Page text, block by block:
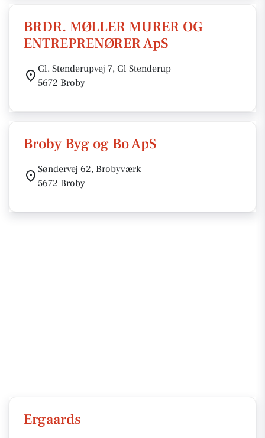
BRDR. MØLLER MURER OG
ENTREPRENØRER ApS
Gl. Stenderupvej 7, Gl Stenderup
5672 Broby
Broby Byg og Bo ApS
Søndervej 62, Brobyværk
5672 Broby
Ergaards